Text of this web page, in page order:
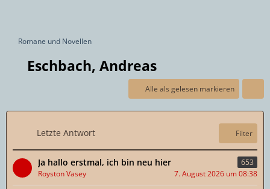
Romane und Novellen
Eschbach, Andreas
Alle als gelesen markieren
Letzte Antwort Filter
Ja hallo erstmal, ich bin neu hier
653
Royston Vasey
7. August 2026 um 08:38